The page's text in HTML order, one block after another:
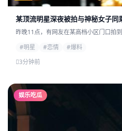
某顶流明星深夜被拍与神秘女子同
昨晚11点，有网友在某高档小区门口拍
#明星
#恋情
#爆料
3分钟前
娱乐吃瓜